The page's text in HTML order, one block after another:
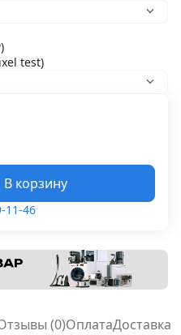
)
test)
В корзину
11-46
(0)ОплатаДоставка